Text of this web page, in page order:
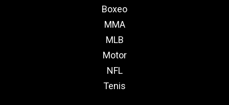
Boxeo
MMA
MLB
Motor
NFL
Tenis